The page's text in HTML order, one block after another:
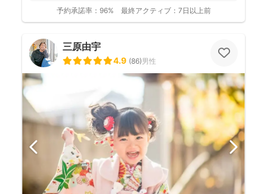
予約承諾率： 96% 最終アクティブ： 7日以上前
三原由宇
4.9 (86)男性